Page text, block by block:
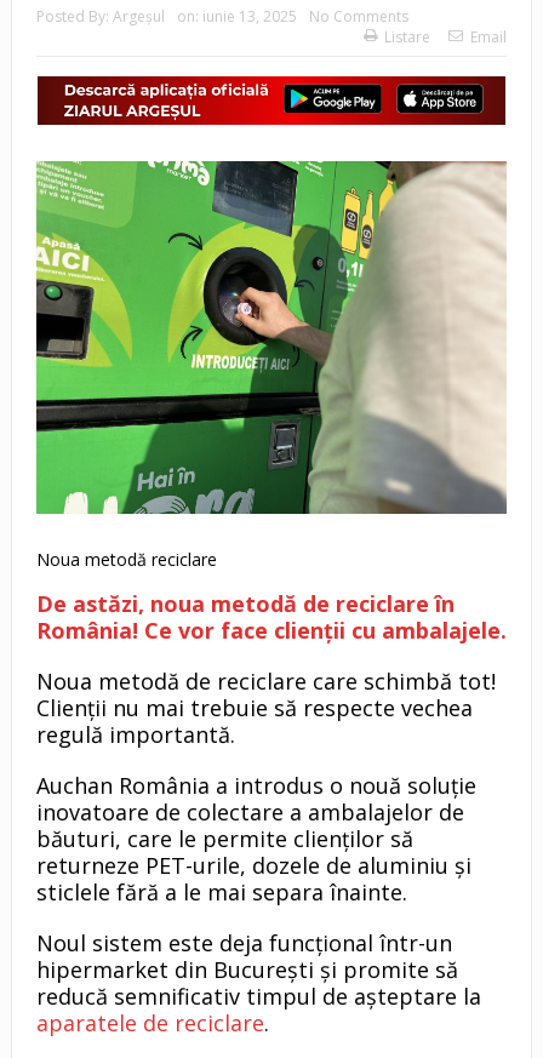
Posted By: Argeşul on: iunie 13, 2025
No Comments
Listare
Email
Noua metodă reciclare
De astăzi, noua metodă de reciclare în
România! Ce vor face clienții cu ambalajele.
Noua metodă de reciclare care schimbă tot!
Clienții nu mai trebuie să respecte vechea
regulă importantă.
Auchan România a introdus o nouă soluție
inovatoare de colectare a ambalajelor de
băuturi, care le permite clienților să
returneze PET-urile, dozele de aluminiu și
sticlele fără a le mai separa înainte.
Noul sistem este deja funcțional într-un
hipermarket din București și promite să
reducă semnificativ timpul de așteptare la
aparatele de reciclare.